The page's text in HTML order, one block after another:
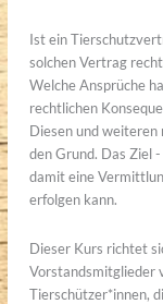
Ist ein
solchen Vertrag
Welche Ansprüche
rechtlichen
Diesen und weiteren
den Grund. Das Ziel
damit eine
erfolgen kann.
Dieser Kurs richtet
Vorstandsmitglieder
Tierschützer*innen,